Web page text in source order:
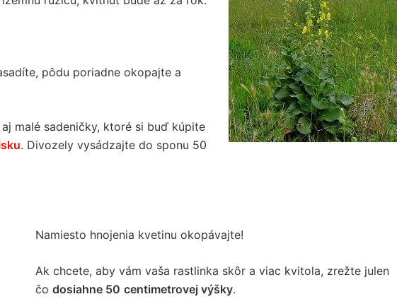
pôdu poriadne okopajte a
malé sadeničky, ktoré si buď kúpite
. Divozely vysádzajte do sponu 50
Namiesto hnojenia kvetinu okopávajte!
Ak chcete, aby vám vaša rastlinka skôr a viac kvitola, zrežte julen
čo dosiahne 50 centimetrovej výšky.